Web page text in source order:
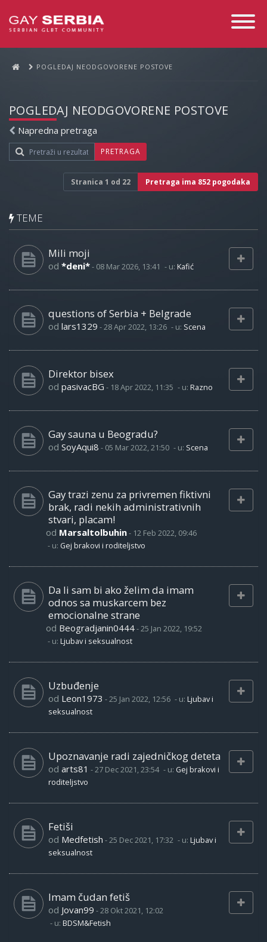
Toggle
POGLEDAJ NEODGOVORENE POSTOVE
POGLEDAJ NEODGOVORENE POSTOVE
Napredna pretraga
PRETRAGA
Stranica 1 od 22 Pretraga ima 852 pogodaka
TEME
Mili moji
od *deni*- 08 Mar 2026, 13:41 - u: Kafić
questions of Serbia + Belgrade
od lars1329 -28 Apr 2022, 13:26 - u: Scena
Direktor bisex
od pasivacBG - 18 Apr 2022, 11:35 - u: Razno
Gay sauna u Beogradu?
od SoyAqui8 - 05 Mar 2022, 21:50 - u: Scena
Gay trazi zenu za privremen fiktivni
brak, radi nekih administrativnih
stvari, placam!
od Marsaltolbuhin- 12 Feb 2022, 09:46
- u: Gej brakovi i roditeljstvo
Da li sam bi ako želim da imam
odnos sa muskarcem bez
emocionalne strane
od Beogradjanin0444-25 Jan 2022, 19:52
- u: Ljubav i seksualnost
Uzbuđenje
od Leon1973 -25 Jan 2022, 12:56 - u: Ljubav i
seksualnost
Upoznavanje radi zajedničkog deteta
od arts81 -27 Dec 2021, 23:54 - u: Gej brakovi i
roditeljstvo
Fetiši
od Medfetish -25 Dec 2021, 17:32 - u: Ljubav i
seksualnost
Imam čudan fetiš
od Jovan99 -28 Okt 2021, 12:02
- u: BDSM&Fetish